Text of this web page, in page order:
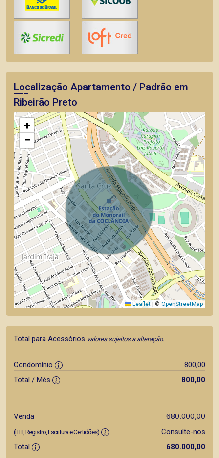
Localização Apartamento / Padrão em
Ribeirão Preto
+
−
Leaflet © OpenStreetMap
Total para Acessórios valores sujeitos a alteração.
Condomínio
800,00
Total / Mês
800,00
Venda 680.000,00
(ITBI, Registro, Escritura e Certidões)
Consulte-nos
Total
680.000,00